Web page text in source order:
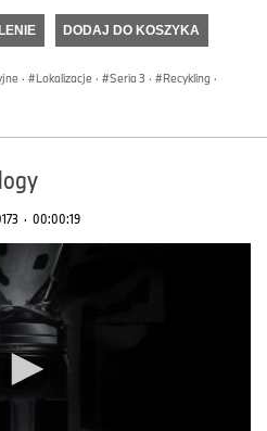
DODAJ DO KOSZYKA
· Lokalizacje · Seria 3 · Recykling ·
· 00:00:19